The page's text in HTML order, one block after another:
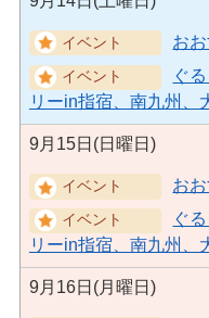
お
ぐ
リーin指宿、南九州、
9月15日(日曜日)
お
ぐ
リーin指宿、南九州、
9月16日(月曜日)